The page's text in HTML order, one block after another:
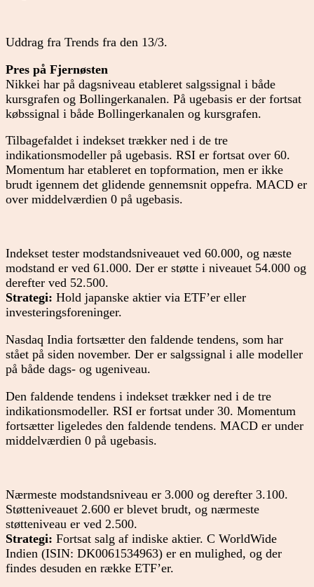
Uddrag fra Trends fra den 13/3.
Pres på Fjernøsten
Nikkei har på dagsniveau etableret salgssignal i både
kursgrafen og Bollingerkanalen. På ugebasis er der fortsat
købssignal i både Bollingerkanalen og kursgrafen.
Tilbagefaldet i indekset trækker ned i de tre
indikationsmodeller på ugebasis. RSI er fortsat over 60.
Momentum har etableret en topformation, men er ikke
brudt igennem det glidende gennemsnit oppefra. MACD er
over middelværdien 0 på ugebasis.
Indekset tester modstandsniveauet ved 60.000, og næste
modstand er ved 61.000. Der er støtte i niveauet 54.000 og
derefter ved 52.500.
Strategi: Hold japanske aktier via ETF’er eller
investeringsforeninger.
Nasdaq India fortsætter den faldende tendens, som har
stået på siden november. Der er salgssignal i alle modeller
på både dags- og ugeniveau.
Den faldende tendens i indekset trækker ned i de tre
indikationsmodeller. RSI er fortsat under 30. Momentum
fortsætter ligeledes den faldende tendens. MACD er under
middelværdien 0 på ugebasis.
Nærmeste modstandsniveau er 3.000 og derefter 3.100.
Støtteniveauet 2.600 er blevet brudt, og nærmeste
støtteniveau er ved 2.500.
Strategi: Fortsat salg af indiske aktier. C WorldWide
Indien (ISIN: DK0061534963) er en mulighed, og der
findes desuden en række ETF’er.